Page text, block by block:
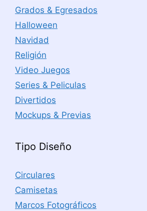
Grados & Egresados
Halloween
Navidad
Religión
Video Juegos
Series & Peliculas
Divertidos
Mockups & Previas
Tipo Diseño
Circulares
Camisetas
Marcos Fotográficos